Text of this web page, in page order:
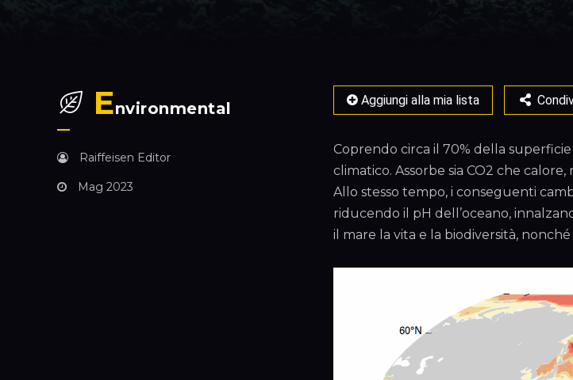
Aggiungi alla mia lista
Coprendo circa il 70% della
climatico. Assorbe sia CO2 che
Allo stesso tempo, i conseguenti
riducendo il pH dell’oceano,
il mare la vita e la biodiversità,
Environmental
Raiffeisen Editor
Mag 2023